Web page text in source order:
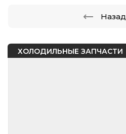
ХОЛОДИЛЬНЫЕ ЗАПЧАСТИ
Назад